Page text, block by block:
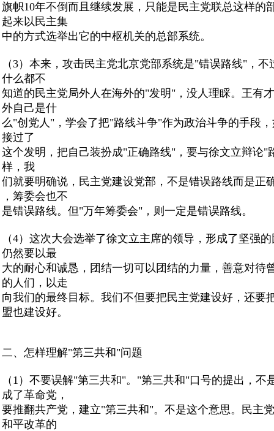
旗帜10年不倒而且继续发展，只能是民主党联总这样的
起来以民主集
中的方式选举出它的中枢机关的总部系统。
（3）本来，攻击民主党北京党部系统是"错误路线" ，
什么都不
知道的民主党局外人在海外的"发明"，没人理睬。王有
外自己是什
么"创党人"，学会了把"路线斗争"作为政治斗争的手段
接过了
这个发明，把自己装扮成"正确路线"，要与徐文立辩论"
样，我
们就要明确说，民主党建设党部，不是错误路线而是正
，筹委会也不
是错误路线。但"万年筹委会"，则一定是错误路线。
（4）这次大会选举了徐文立主席的领导，形成了坚强
仍然要以最
大的耐心和诚恳，团结一切可以团结的力量，善意对待
的人们，以走
向我们的最终目标。我们不但要把民主党建设好，还要
盟也建设好。
二、怎样理解"第三共和"问题
（1）不要误解"第三共和"。"第三共和"口号的提出 ，不
成了革命党，
要推翻共产党，建立"第三共和"。不是这个意思。民主
和平改革的